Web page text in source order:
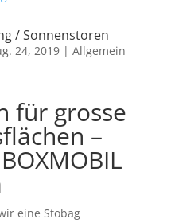
/ Sonnenstoren
24, 2019| Allgemein
für grosse
–
eine Stobag